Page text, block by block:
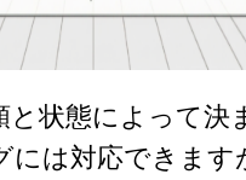
と状態によって決
には対応できます